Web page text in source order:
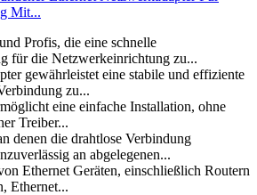
Mit...
Profis, die eine schnelle
für die Netzwerkeinrichtung zu...
gewährleistet eine stabile und effiziente
zu...
eine einfache Installation, ohne
Treiber...
denen die drahtlose Verbindung
an abgelegenen...
Ethernet Geräten, einschließlich Routern
Ethernet...